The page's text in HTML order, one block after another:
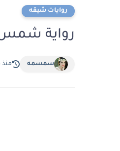
روايات شيقه
رواية شمس
سمسمه منذ 3 سنة